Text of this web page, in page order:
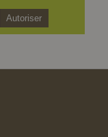
Autoriser